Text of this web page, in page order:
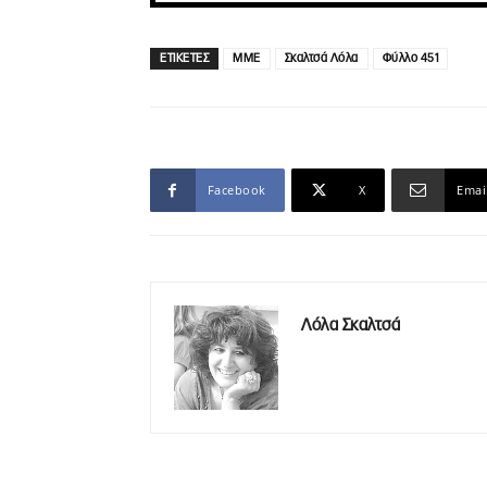
ΕΤΙΚΕΤΕΣ ΜΜΕ Σκαλτσά Λόλα Φύλλο 451
Facebook X Email
Λόλα Σκαλτσά